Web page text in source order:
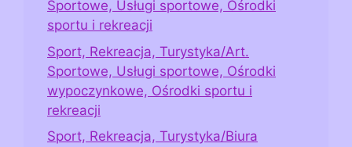
Sportowe, Usługi sportowe, Ośrodki
sportu i rekreacji
Sport, Rekreacja, Turystyka/Art.
Sportowe, Usługi sportowe, Ośrodki
wypoczynkowe, Ośrodki sportu i
rekreacji
Sport, Rekreacja, Turystyka/Biura